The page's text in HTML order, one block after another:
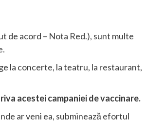
de acord – Nota Red.), sunt multe
la concerte, la teatru, la restaurant,
acestei campaniei de vaccinare.
ar veni ea, subminează efortul